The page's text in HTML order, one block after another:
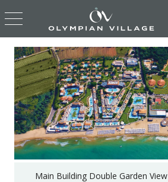
Main Building Double Garden View